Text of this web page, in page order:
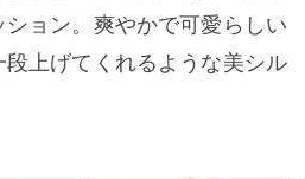
ション。爽やかで可愛らしい
上げてくれるような美シル